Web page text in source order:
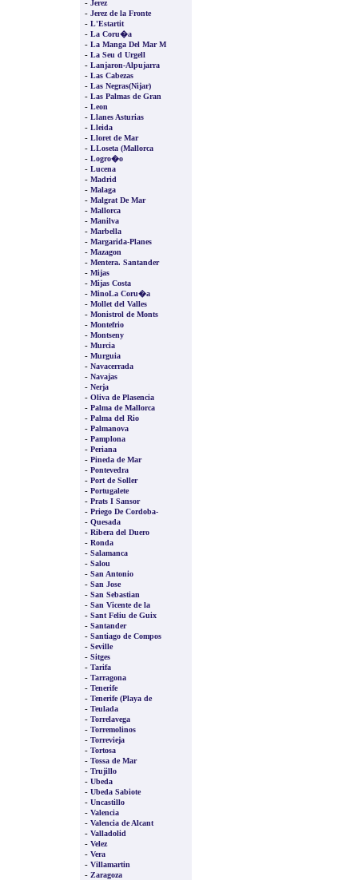
- Jerez
- Jerez de la Fronte
- L'Estartit
- La Coru�a
- La Manga Del Mar M
- La Seu d Urgell
- Lanjaron-Alpujarra
- Las Cabezas
- Las Negras(Nijar)
- Las Palmas de Gran
- Leon
- Llanes Asturias
- Lleida
- Lloret de Mar
- LLoseta (Mallorca
- Logro�o
- Lucena
- Madrid
- Malaga
- Malgrat De Mar
- Mallorca
- Manilva
- Marbella
- Margarida-Planes
- Mazagon
- Mentera. Santander
- Mijas
- Mijas Costa
- MinoLa Coru�a
- Mollet del Valles
- Monistrol de Monts
- Montefrio
- Montseny
- Murcia
- Murguia
- Navacerrada
- Navajas
- Nerja
- Oliva de Plasencia
- Palma de Mallorca
- Palma del Rio
- Palmanova
- Pamplona
- Periana
- Pineda de Mar
- Pontevedra
- Port de Soller
- Portugalete
- Prats I Sansor
- Priego De Cordoba-
- Quesada
- Ribera del Duero
- Ronda
- Salamanca
- Salou
- San Antonio
- San Jose
- San Sebastian
- San Vicente de la
- Sant Feliu de Guix
- Santander
- Santiago de Compos
- Seville
- Sitges
- Tarifa
- Tarragona
- Tenerife
- Tenerife (Playa de
- Teulada
- Torrelavega
- Torremolinos
- Torrevieja
- Tortosa
- Tossa de Mar
- Trujillo
- Ubeda
- Ubeda Sabiote
- Uncastillo
- Valencia
- Valencia de Alcant
- Valladolid
- Velez
- Vera
- Villamartin
- Zaragoza